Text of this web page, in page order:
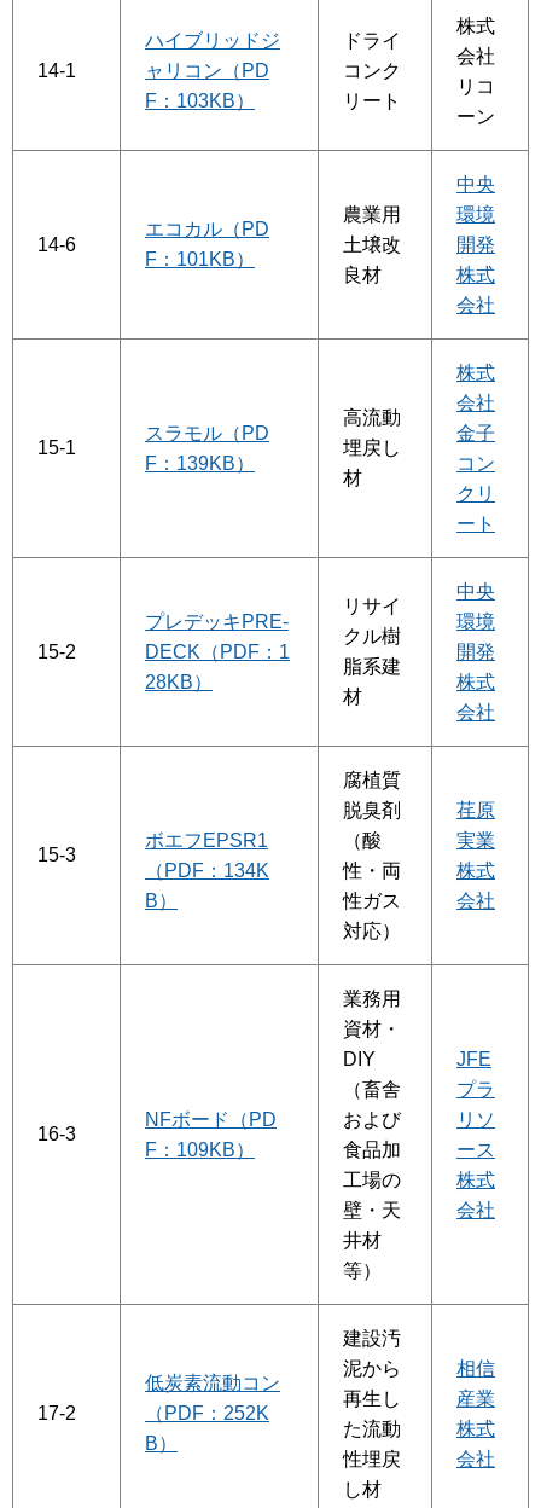
14-1
ハイブリッドジ
ャリコン（PD
F：103KB）
ドライ
コンク
リート
株式
会社
リコ
ーン
14-6
エコカル（PD
F：101KB）
農業用
土壌改
良材
中央
環境
開発
株式
会社
15-1
スラモル（PD
F：139KB）
高流動
埋戻し
材
株式
会社
金子
コン
クリ
ート
15-2
プレデッキPRE-
DECK（PDF：1
28KB）
リサイ
クル樹
脂系建
材
中央
環境
開発
株式
会社
15-3
ボエフEPSR1
（PDF：134K
B）
腐植質
脱臭剤
（酸
性・両
性ガス
対応）
荏原
実業
株式
会社
16-3
NFボード（PD
F：109KB）
業務用
資材・
DIY
（畜舎
および
食品加
工場の
壁・天
井材
等）
JFE
プラ
リソ
ース
株式
会社
17-2
低炭素流動コン
（PDF：252K
B）
建設汚
泥から
再生し
た流動
性埋戻
し材
相信
産業
株式
会社